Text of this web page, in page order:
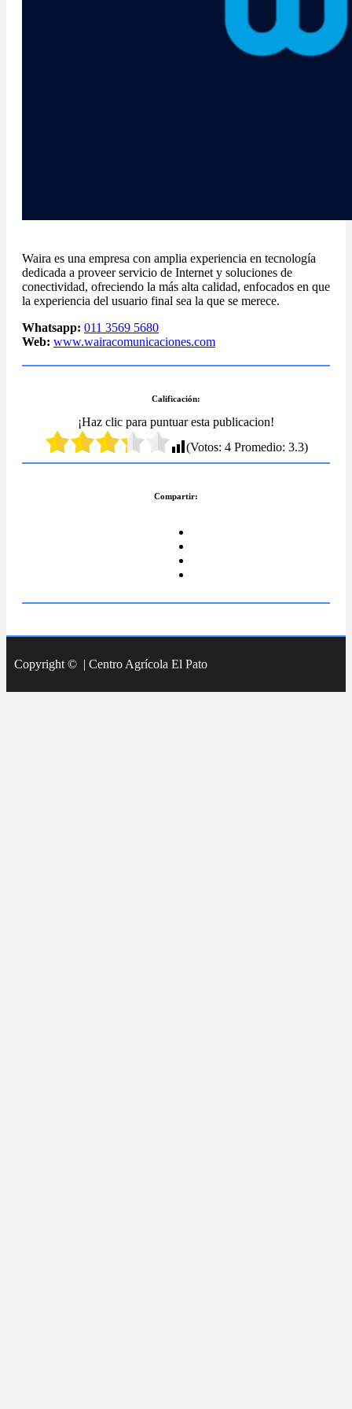
Waira es una empresa con amplia experiencia en tecnología
dedicada a proveer servicio de Internet y soluciones de
conectividad, ofreciendo la más alta calidad, enfocados en que
la experiencia del usuario final sea la que se merece.
Whatsapp: 011 3569 5680
Web: www.wairacomunicaciones.com
Calificación:
¡Haz clic para puntuar esta publicacion!
(Votos: 4Promedio: 3.3)
Compartir:
Copyright © | Centro Agrícola El Pato